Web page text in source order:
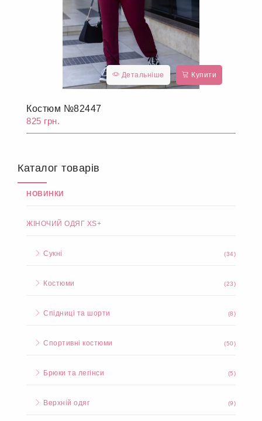
Детальніше Купити
Костюм №82447
825 грн.
Каталог товарів
НОВИНКИ
ЖІНОЧИЙ ОДЯГ XS+
Сукні (34)
Костюми (23)
Спідниці та шорти (8)
Спортивні костюми (50)
Брюки та легінси (5)
Верхній одяг (9)